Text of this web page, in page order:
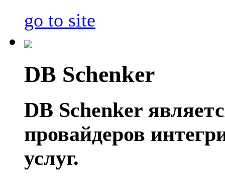
go to site
DB Schenker
DB Schenker
провайдеров
услуг.